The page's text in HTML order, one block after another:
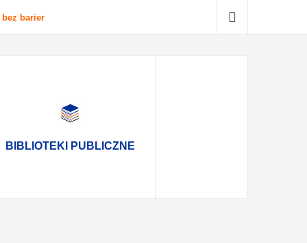
barier
BIBLIOTEKI PUBLICZNE